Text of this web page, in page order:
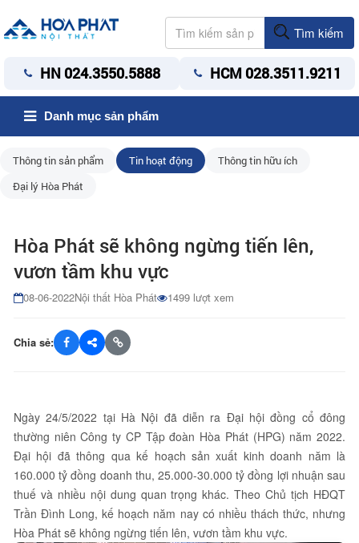
Tìm kiếm
HN 024.3550.5888 HCM 028.3511.9211
Danh mục sản phẩm
Thông tin sản phẩm Tin hoạt động
Thông tin hữu ích
Đại lý Hòa Phát
Hòa Phát sẽ không ngừng tiến lên,
vươn tầm khu vực
08-06-2022Nội thất Hòa Phát 1499 lượt xem
Chia sẻ:
Ngày 24/5/2022 tại Hà Nội đã diễn ra Đại hội đồng cổ đông
thường niên Công ty CP Tập đoàn Hòa Phát (HPG) năm 2022.
Đại hội đã thông qua kế hoạch sản xuất kinh doanh năm là
160.000 tỷ đồng doanh thu, 25.000-30.000 tỷ đồng lợi nhuận sau
thuế và nhiều nội dung quan trọng khác. Theo Chủ tịch HĐQT
Trần Đình Long, kế hoạch năm nay có nhiều thách thức, nhưng
Hòa Phát sẽ không ngừng tiến lên, vươn tầm khu vực.